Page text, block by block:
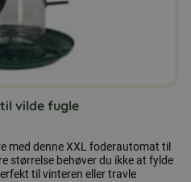
vilde fugle
med denne XXL foderautomat til
størrelse behøver du ikke at fylde
til vinteren eller travle